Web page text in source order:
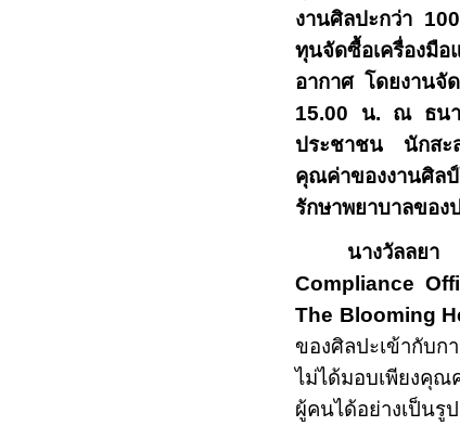
งานศิลปะกว่า 100
ทุนจัดซื้อเครื่องมื
อากาศ โดยงานจั
15.00 น. ณ ธนา
ประชาชน นักสะส
คุณค่าของงานศิลป์
รักษาพยาบาลของ
นางวัลลย
Compliance
The Blooming
ของศิลปะเข้ากับ
ไม่ได้มอบเพียงคุ
ผู้คนได้อย่างเป็นรู